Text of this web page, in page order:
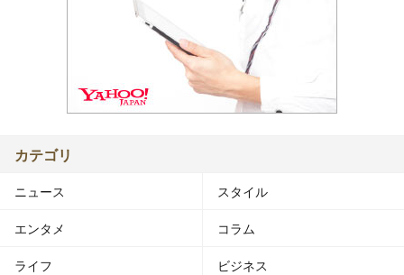
カテゴリ
ニュース スタイル
エンタメ コラム
ライフ ビジネス